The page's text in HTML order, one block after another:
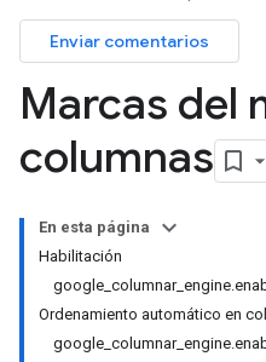
Enviar comentarios
Marcas del
columnas
En esta página
Habilitación
Ordenamiento automático en